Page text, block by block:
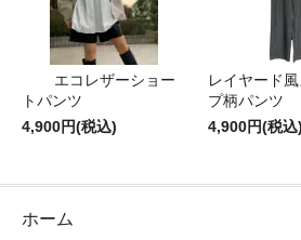
エコレザーショー
トパンツ
4,900円(税込)
レイヤード
プ柄パンツ
4,900円(税込)
ホーム